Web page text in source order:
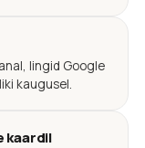
lingid Google
kaugusel.
kaardil